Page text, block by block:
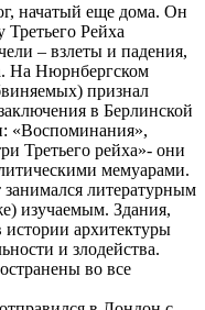
начатый еще дома. Он
Рейха
– взлеты и падения,
На Нюрнбергском
признал
в Берлинской
«Воспоминания»,
Третьего рейха»- они
мемуарами.
литературным
изучаемым. Здания,
истории архитектуры
и злодейства.
во все